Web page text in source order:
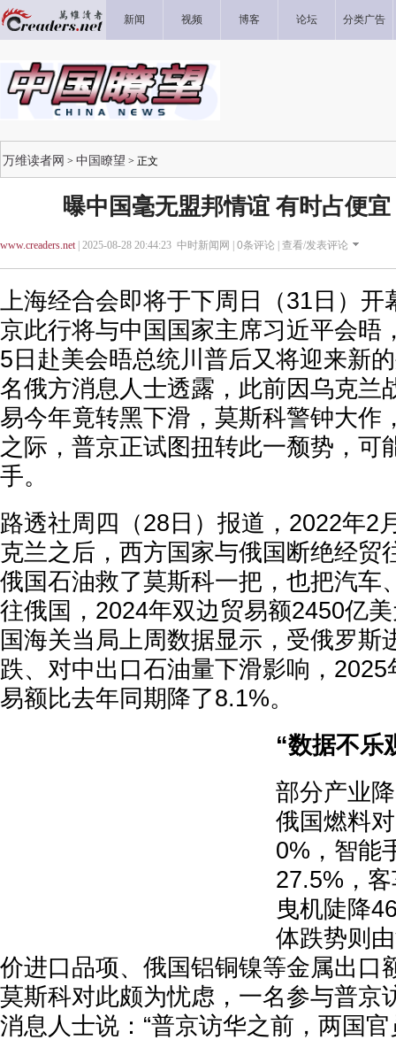
新闻 视频 博客 论坛 分类广告
万维读者网 > 中国瞭望 > 正文
曝中国毫无盟邦情谊 有时占便
www.creaders.net| 2025-08-28 20:44:23 中时新闻网 | 0条评论 | 查看/发表评论
上海经合会即将于下周日（31日）开
京此行将与中国国家主席习近平会晤
5日赴美会晤总统川普后又将迎来新
名俄方消息人士透露，此前因乌克兰
易今年竟转黑下滑，莫斯科警钟大作
之际，普京正试图扭转此一颓势，可
手。
路透社周四（28日）报道，2022年2
克兰之后，西方国家与俄国断绝经贸
俄国石油救了莫斯科一把，也把汽车
往俄国，2024年双边贸易额2450亿
国海关当局上周数据显示，受俄罗斯
跌、对中出口石油量下滑影响，
易额比去年同期降了8.1%。
“数据不乐
部分产业
俄国燃料
0%，智能
27.5%，
曳机陡降
体跌势则
价进口品项、俄国铝铜镍等金属出口
莫斯科对此颇为忧虑，一名参与普京
消息人士说：“普京访华之前，两国